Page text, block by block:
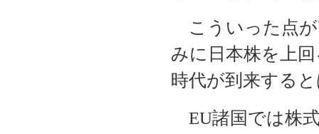
こういった点が
みに日本株を上
時代が到来する
EU諸国では株